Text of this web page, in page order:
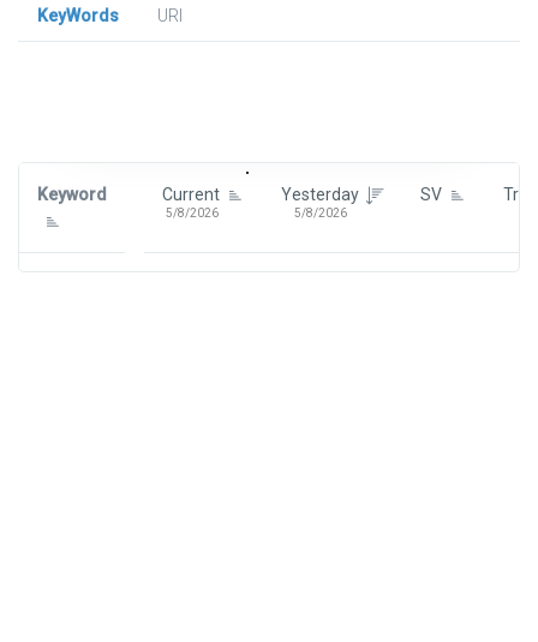
KeyWords
URl
Keyword Current
5/8/2026
Yesterday
5/8/2026
SV